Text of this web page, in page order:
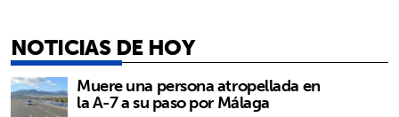
NOTICIAS DE HOY
Muere una persona atropellada en
la A-7 a su paso por Málaga